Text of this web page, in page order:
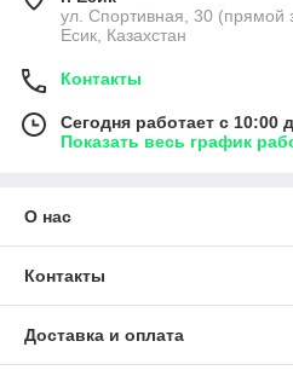
ул. Спортивная, 30 (прямой
Есик, Казахстан
Контакты
Сегодня работает с 10:00
Показать весь график
О нас
Контакты
Доставка и оплата